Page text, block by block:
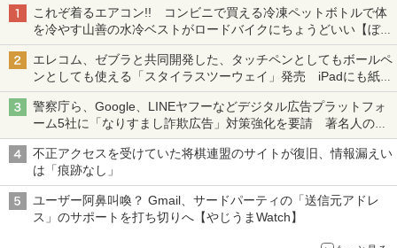
これぞ着るエアコン!! コンビニで買える冷凍ペットボトルで体
を冷やす山善の水冷ベストがロードバイクにちょうどいい【ぼっ
ち・ざ・ろーど！その14】【空いた時間でなにしてる？】
エレコム、ゼブラと共同開発した、タッチペンとしてもボールペ
ンとしても使える「スタイラスツーウェイ」発売 iPadにも紙に
も、持ち替えずに書き込める
警察庁ら、Google、LINEヤフーなどデジタル広告プラットフォ
ーム5社に「なりすまし詐欺広告」対策強化を要請 著名人の写
真や映像を使った投資詐欺などへの対策として
不正アクセスを受けていた将棋連盟のサイトが復旧、情報漏えい
は「痕跡なし」
ユーザー阿鼻叫喚？ Gmail、サードパーティの「送信元アドレ
ス」のサポートを打ち切りへ【やじうまWatch】